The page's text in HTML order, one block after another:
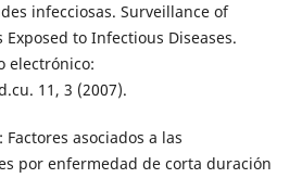
infecciosas. Surveillance of
to Infectious Diseases.
electrónico:
11, 3 (2007).
asociados a las
por enfermedad de corta duración